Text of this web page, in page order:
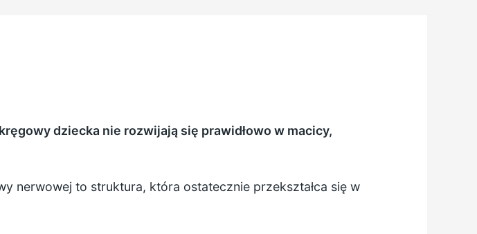
dziecka nie rozwijają się prawidłowo w macicy,
nerwowej to struktura, która ostatecznie przekształca się w